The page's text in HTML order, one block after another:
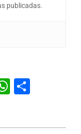
publicadas.